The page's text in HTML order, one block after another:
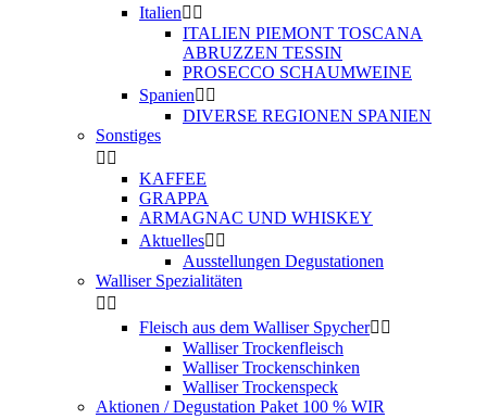
Italien 
ITALIEN PIEMONT TOSCANA
ABRUZZEN TESSIN
PROSECCO SCHAUMWEINE
Spanien 
DIVERSE REGIONEN SPANIEN
Sonstiges
 
KAFFEE
GRAPPA
ARMAGNAC UND WHISKEY
Aktuelles 
Ausstellungen Degustationen
Walliser Spezialitäten
 
Fleisch aus dem Walliser Spycher 
Walliser Trockenfleisch
Walliser Trockenschinken
Walliser Trockenspeck
Aktionen / Degustation Paket 100 % WIR